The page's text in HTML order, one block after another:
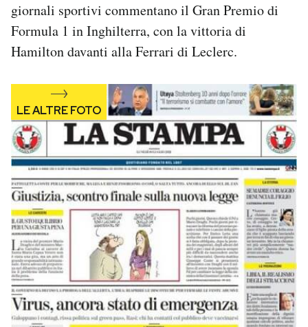
Regala il Post
Hai bisogno di aiuto?
Esci
giornali sportivi commentano il Gran Premio di
Formula 1 in Inghilterra, con la vittoria di
Hamilton davanti alla Ferrari di Leclerc.